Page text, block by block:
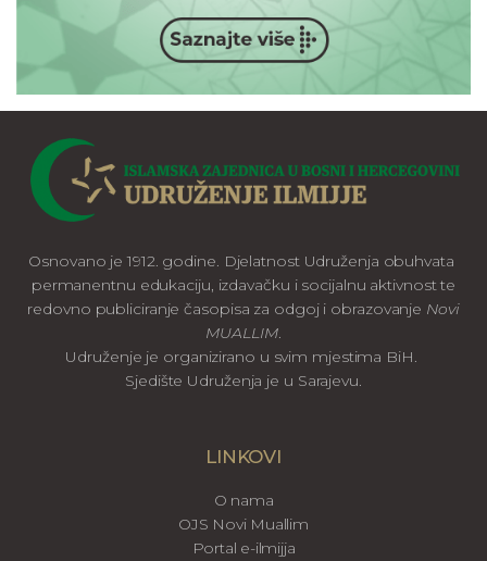
Osnovano je 1912. godine. Djelatnost Udruženja obuhvata
permanentnu edukaciju, izdavačku i socijalnu aktivnost te
redovno publiciranje časopisa za odgoj i obrazovanje Novi
MUALLIM.
Udruženje je organizirano u svim mjestima BiH.
Sjedište Udruženja je u Sarajevu.
LINKOVI
O nama
OJS Novi Muallim
Portal e-ilmijja